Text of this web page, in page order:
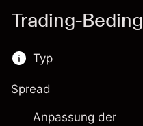
Trading-
Typ
Dieses
über CFDs und
Spread
Anpassung der